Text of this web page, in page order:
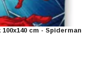
cm - Spiderman